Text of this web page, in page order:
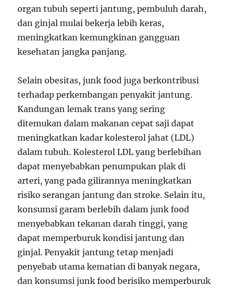
organ tubuh seperti jantung, pembuluh darah,
dan ginjal mulai bekerja lebih keras,
meningkatkan kemungkinan gangguan
kesehatan jangka panjang.
Selain obesitas, junk food juga berkontribusi
terhadap perkembangan penyakit jantung.
Kandungan lemak trans yang sering
ditemukan dalam makanan cepat saji dapat
meningkatkan kadar kolesterol jahat (LDL)
dalam tubuh. Kolesterol LDL yang berlebihan
dapat menyebabkan penumpukan plak di
arteri, yang pada gilirannya meningkatkan
risiko serangan jantung dan stroke. Selain itu,
konsumsi garam berlebih dalam junk food
menyebabkan tekanan darah tinggi, yang
dapat memperburuk kondisi jantung dan
ginjal. Penyakit jantung tetap menjadi
penyebab utama kematian di banyak negara,
dan konsumsi junk food berisiko memperburuk